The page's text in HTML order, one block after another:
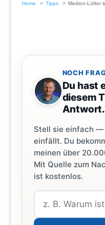
Home Tipps Medion-Lüfter
NOCH
Du hast
diesem
Antwort.
Stell sie einfach —
einfällt. Du
meinen über
Mit Quelle zum
ist kostenlos.